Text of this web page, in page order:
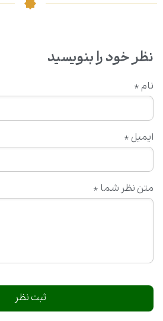
نظر خود را بنویسید
متن نظر شما *
نام *
ایمیل *